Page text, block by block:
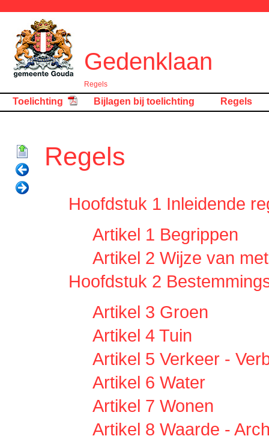
Gedenklaan
Regels
Toelichting Bijlagen bij toelichting Regels
Regels
Hoofdstuk 1 Inleidende
Artikel 1 Begrippen
Artikel 2 Wijze van
Hoofdstuk 2
Artikel 3 Groen
Artikel 4 Tuin
Artikel 5 Verkeer -
Artikel 6 Water
Artikel 7 Wonen
Artikel 8 Waarde -